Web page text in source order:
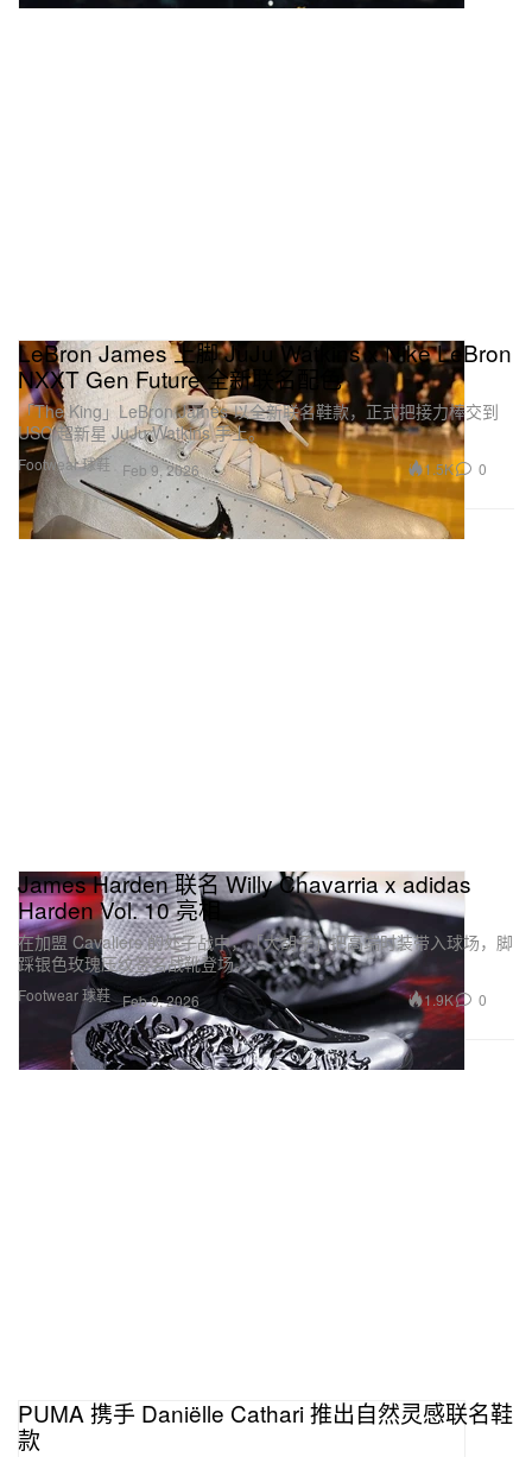
Footwear 球鞋
LeBron James 上脚 JuJu Watkins x Nike LeBron
NXXT Gen Future 全新联名配色
「The King」LeBron James 以全新联名鞋款，正式把接力棒交到
USC 超新星 JuJu Watkins 手上。
Feb 9, 2026 1.5K 0
Footwear 球鞋
James Harden 联名 Willy Chavarria x adidas
Harden Vol. 10 亮相
在加盟 Cavaliers 的处子战中，「大胡子」把高端时装带入球场，脚
踩银色玫瑰压纹签名战靴登场。
Feb 9, 2026 1.9K 0
PUMA 携手 Daniëlle Cathari 推出自然灵感联名鞋
款